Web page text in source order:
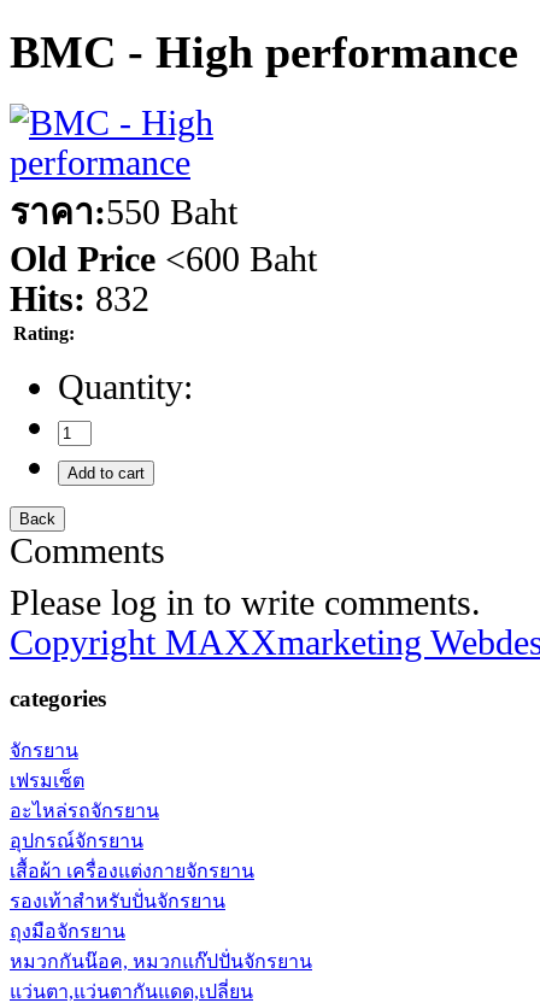
BMC - High performance
ราคา:550 Baht
Old Price <600 Baht
Hits: 832
Rating:
Quantity:
Comments
Please log in to write comments.
Copyright MAXXmarketing
categories
จักรยาน
เฟรมเซ็ต
อะไหล่รถจักรยาน
อุปกรณ์จักรยาน
เสื้อผ้า เครื่องแต่งกายจักรยาน
รองเท้าสำหรับปั่นจักรยาน
ถุงมือจักรยาน
หมวกกันน๊อค, หมวกแก๊ปปั่นจักรยาน
แว่นตา,แว่นตากันแดด,เปลี่ยน